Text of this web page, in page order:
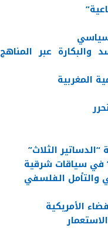
عبر المناهج
المغربية
الثلاث”
في سياقات شرقية
والتأمل الفلسفي
الأمريكية